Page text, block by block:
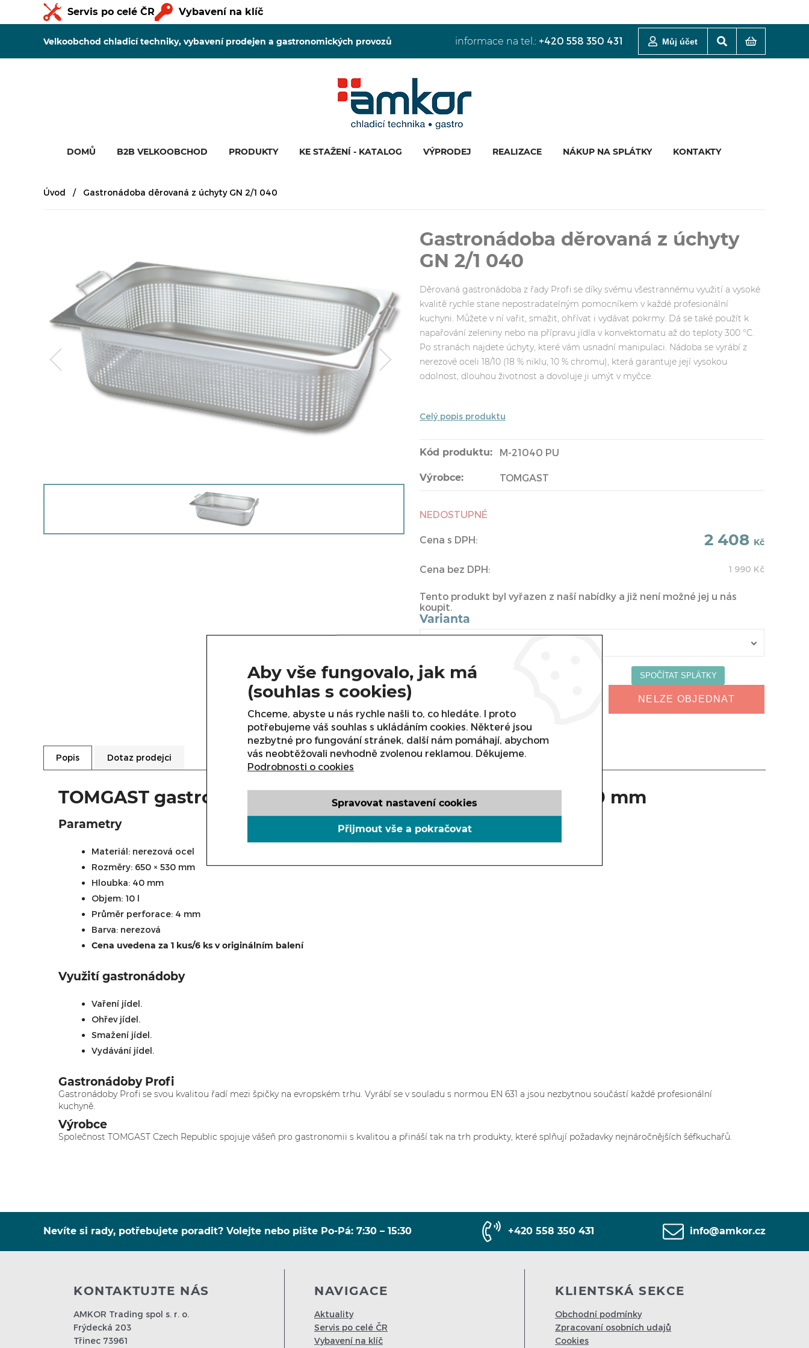
Servis po celé ČR Vybavení na klíč
Velkoobchod chladicí techniky, vybavení prodejen a gastronomických provozů informace na tel.: +420 558 350 431 Můj účet
DOMŮ B2B VELKOOBCHOD PRODUKTY KE STAŽENÍ - KATALOG VÝPRODEJ REALIZACE NÁKUP NA SPLÁTKY KONTAKTY
Úvod Gastronádoba děrovaná z úchyty GN 2/1 040
Gastronádoba děrovaná z úchyty
GN 2/1 040
Děrovaná gastronádoba z řady Profi se díky svému všestrannému využití a vysoké
kvalitě rychle stane nepostradatelným pomocníkem v každé profesionální
kuchyni. Můžete v ní vařit, smažit, ohřívat i vydávat pokrmy. Dá se také použít k
napařování zeleniny nebo na přípravu jídla v konvektomatu až do teploty 300 °C.
Po stranách najdete úchyty, které vám usnadní manipulaci. Nádoba se vyrábí z
nerezové oceli 18/10 (18 % niklu, 10 % chromu), která garantuje její vysokou
odolnost, dlouhou životnost a dovoluje ji umýt v myčce.
Celý popis produktu
Kód produktu: M-21040 PU
Výrobce: TOMGAST
NEDOSTUPNÉ
Cena s DPH: 2 408 Kč
Cena bez DPH: 1 990 Kč
Tento produkt byl vyřazen z naší nabídky a již není možné jej u nás
koupit.
Varianta
NELZE OBJEDNAT
Popis Dotaz prodejci
TOMGAST gastronádoba Profi děrovaná s úchyty GN 2/1 040 mm
Parametry
Materiál: nerezová ocel
Rozměry: 650 × 530 mm
Hloubka: 40 mm
Objem: 10 l
Průměr perforace: 4 mm
Barva: nerezová
Cena uvedena za 1 kus/6 ks v originálním balení
Využití gastronádoby
Vaření jídel.
Ohřev jídel.
Smažení jídel.
Vydávání jídel.
Gastronádoby Profi
Gastronádoby Profi se svou kvalitou řadí mezi špičky na evropském trhu. Vyrábí se v souladu s normou EN 631 a jsou nezbytnou součástí každé profesionální
kuchyně.
Výrobce
Společnost TOMGAST Czech Republic spojuje vášeň pro gastronomii s kvalitou a přináší tak na trh produkty, které splňují požadavky nejnáročnějších šéfkuchařů.
Nevíte si rady, potřebujete poradit? Volejte nebo pište Po-Pá: 7:30 – 15:30 +420 558 350 431 info@amkor.cz
KONTAKTUJTE NÁS
AMKOR Trading spol s. r. o.
Frýdecká 203
Třinec 73961
NAVIGACE
Aktuality
Servis po celé ČR
Vybavení na klíč
KLIENTSKÁ SEKCE
Obchodní podmínky
Zpracovaní osobních udajů
Cookies
Aby vše fungovalo, jak má
(souhlas s cookies)
Chceme, abyste u nás rychle našli to, co hledáte. I proto
potřebujeme váš souhlas s ukládáním cookies. Některé jsou
nezbytné pro fungování stránek, další nám pomáhají, abychom
vás neobtěžovali nevhodně zvolenou reklamou. Děkujeme.
Podrobnosti o cookies
Spravovat nastavení cookies
Přijmout vše a pokračovat